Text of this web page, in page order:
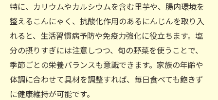
特に、カリウムやカルシウムを含む里芋や、腸内環境を
整えるこんにゃく、抗酸化作用のあるにんじんを取り入
れると、生活習慣病予防や免疫力強化に役立ちます。塩
分の摂りすぎには注意しつつ、旬の野菜を使うことで、
季節ごとの栄養バランスも意識できます。家族の年齢や
体調に合わせて具材を調整すれば、毎日食べても飽きず
に健康維持が可能です。